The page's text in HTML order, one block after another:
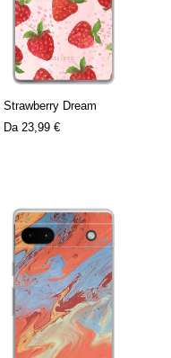
Strawberry Dream
Da 23,99 €